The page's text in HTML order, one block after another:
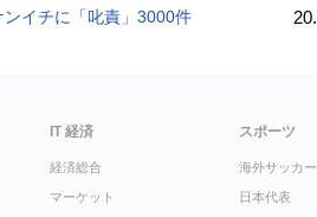
ンイチに「叱責」3000件 20.
IT 経済
経済総合
マーケット
スポーツ
海外サッカー
日本代表